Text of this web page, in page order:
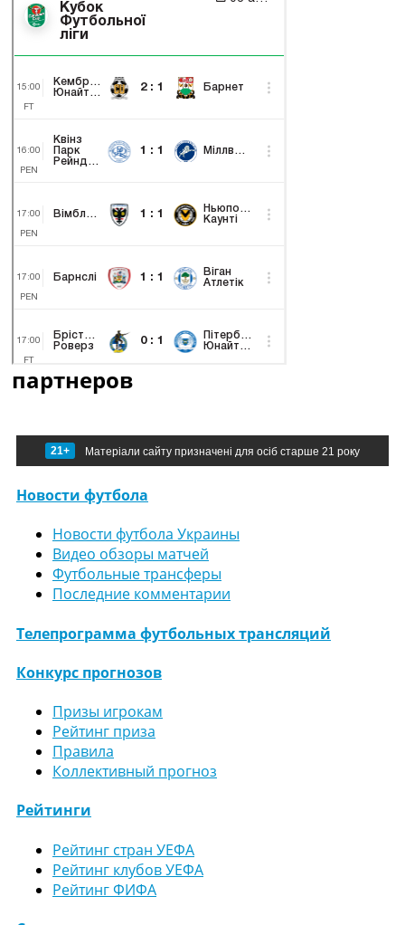
партнеров
21+ Матеріали сайту призначені для осіб старше 21 року
Новости футбола
Новости футбола Украины
Видео обзоры матчей
Футбольные трансферы
Последние комментарии
Телепрограмма футбольных трансляций
Конкурс прогнозов
Призы игрокам
Рейтинг приза
Правила
Коллективный прогноз
Рейтинги
Рейтинг стран УЕФА
Рейтинг клубов УЕФА
Рейтинг ФИФА